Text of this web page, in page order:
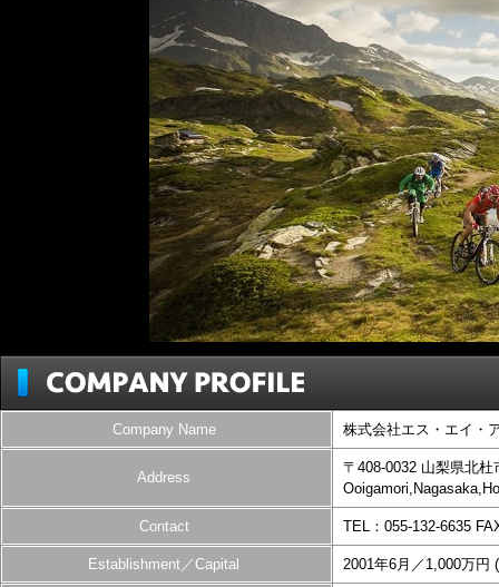
Company Name 株式会社エス・エイ
Address
〒408-0032 山梨県北
Contact TEL：055-132-6635
Establishment／Capital 2001年6月／1,000万円